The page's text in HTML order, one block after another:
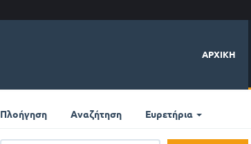
ΑΡΧΙΚΉ
Πλοήγηση Αναζήτηση Ευρετήρια